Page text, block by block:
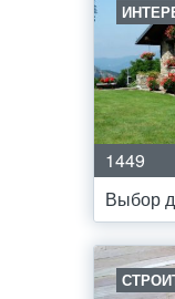
1449
Выбор